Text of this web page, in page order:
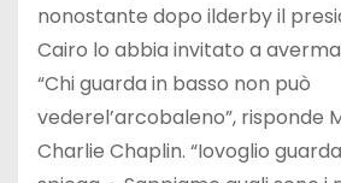
nonostante dopo ilderby il
Cairo lo abbia invitato a
“Chi guarda in basso non può
vederel’arcobaleno”, risponde
Charlie Chaplin. “Iovoglio